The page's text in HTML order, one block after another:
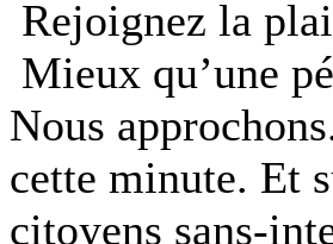
Rejoignez la
Mieux qu’une
Nous
cette minute. Et
citoyens sans-